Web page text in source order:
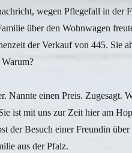
wegen Pflegefall in der
über den Wohnwagen
der Verkauf von 445. Sie
Nannte einen Preis. Zugesagt.
ist mit uns zur Zeit hier am
der Besuch einer Freundin
aus der Pfalz.